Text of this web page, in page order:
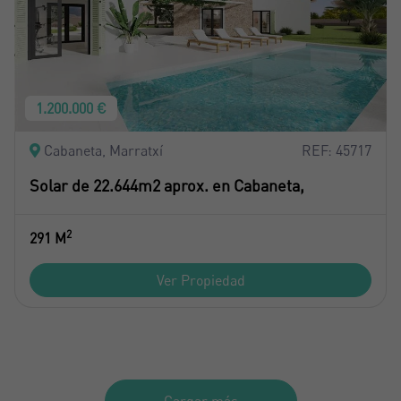
1.200.000 €
Cabaneta, Marratxí REF: 45717
Solar de 22.644m2 aprox. en Cabaneta,
291 M2
Ver Propiedad